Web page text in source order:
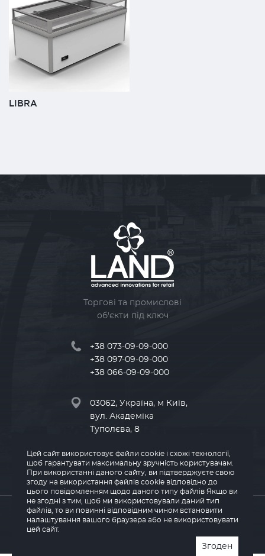
LIBRA
Торгові та промислові
об'єкти під ключ
+38 073-09-09-000
+38 097-09-09-000
+38 066-09-09-000
03062, Україна, м Київ,
вул. Академіка
Туполєва, 8
info@land-kv.com.ua
© 2026 LAND
Цей сайт використовує файли cookie і схожі технології,
щоб гарантувати максимальну зручність користувачам.
При використанні даного сайту, ви підтверджуєте свою
згоду на використання файлів cookie відповідно до
цього повідомленням щодо даного типу файлів Якщо ви
не згодні з тим, щоб ми використовували даний тип
файлів, то ви повинні відповідним чином встановити
налаштування вашого браузера або не використовувати
цей сайт.
Згоден